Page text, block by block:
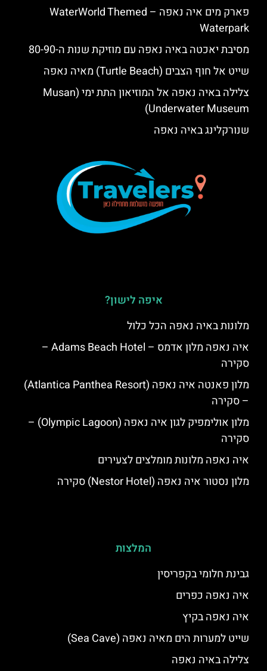
פארק מים איה נאפה – ‪‪WaterWorld Themed
Waterpark‬‬
מסיבת יאכטה באיה נאפה עם מוזיקת שנות ה-80-90
שייט אל חוף הצבים (Turtle Beach) מאיה נאפה
צלילה באיה נאפה אל המוזיאון התת ימי (Musan
Underwater Museum)
שנורקלינג באיה נאפה
איפה לישון?
מלונות באיה נאפה הכל כלול
איה נאפה מלון אדמס – Adams Beach Hotel –
סקירה
מלון פאנטה איה נאפה (Atlantica Panthea Resort)
– סקירה
מלון אולימפיק לגון איה נאפה (Olympic Lagoon) –
סקירה
איה נאפה מלונות מומלצים לצעירים
מלון נסטור איה נאפה (Nestor Hotel) סקירה
המלצות
גבינת חלומי בקפריסין
איה נאפה כפרים
איה נאפה בקיץ
שייט למערות הים מאיה נאפה (Sea Cave)
צלילה באיה נאפה